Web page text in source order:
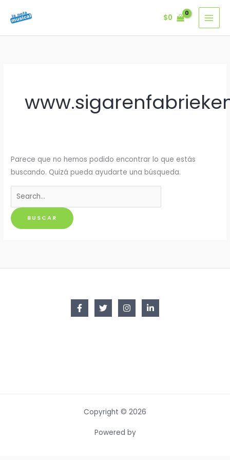
$0
Parece que no hemos podido encontrar lo que estás
buscando. Quizá pueda ayudarte una búsqueda.
Buscar
por:
Copyright © 2026
Powered by